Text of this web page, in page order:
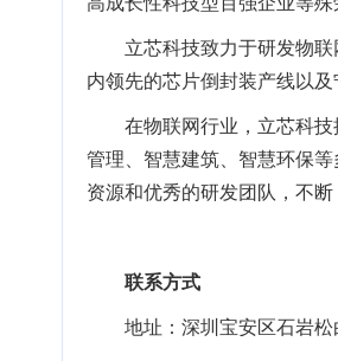
立芯科技致力于研发物
内领先的芯片倒封装产线以
在物联网行业，立芯科
管理、智慧建筑、智慧环保
资源和优秀的研发团队，不
联系方式
地址：深圳宝安区石岩